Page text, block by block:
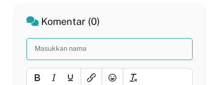
Komentar (0)